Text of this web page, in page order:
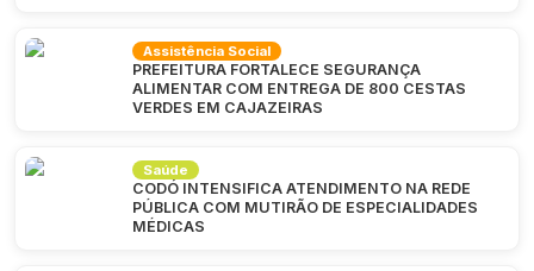
Assistência Social
PREFEITURA FORTALECE SEGURANÇA
ALIMENTAR COM ENTREGA DE 800 CESTAS
VERDES EM CAJAZEIRAS
Saúde
CODÓ INTENSIFICA ATENDIMENTO NA REDE
PÚBLICA COM MUTIRÃO DE ESPECIALIDADES
MÉDICAS